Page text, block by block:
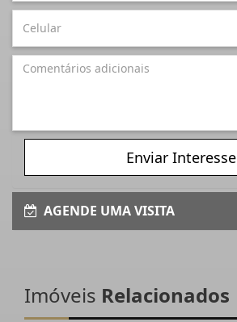
Enviar Interesse
AGENDE UMA VISITA
Imóveis Relacionados